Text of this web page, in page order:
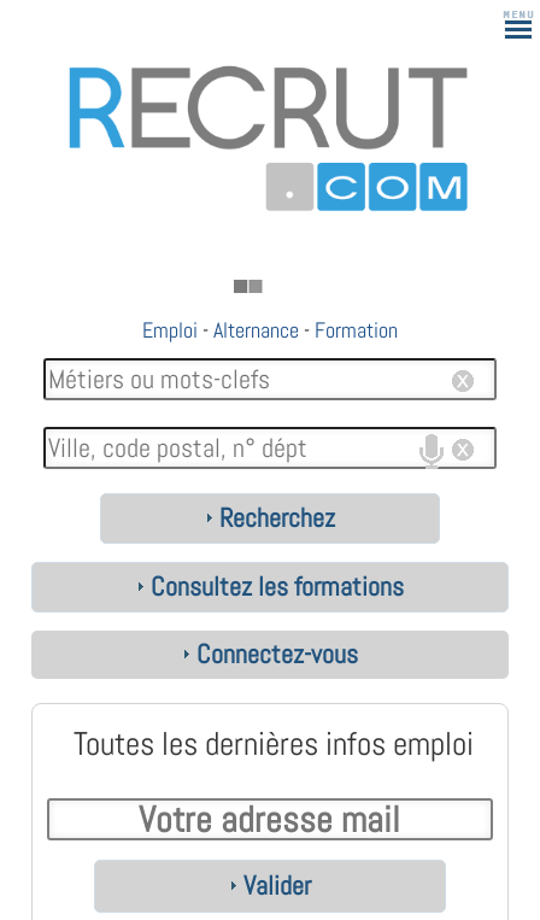
Emploi -Alternance - Formation
Recherchez
Consultez les formations
Connectez-vous
Toutes les dernières infos emploi
Valider